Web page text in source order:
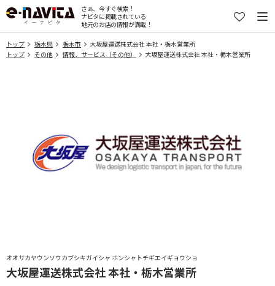
さぁ、今すぐ検索！
ナビタに掲載されている
地元のお店の情報が満載！
トップ 栃木県 栃木市
大坂屋運送株式会社 本社・栃木営業所
トップ
その他 情報、サービス（その他） 大坂屋運送株式会社 本社・栃木営業所
オオサカヤウンソウカブシキガイシャ ホンシャトチギエイギョウショ
大坂屋運送株式会社 本社・栃木営業所